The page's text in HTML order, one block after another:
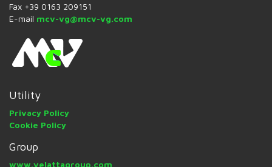
Fax +39 0163 209151
E-mail mcv-vg@mcv-vg.com
Utility
Privacy Policy
Cookie Policy
Group
www.velattagroup.com